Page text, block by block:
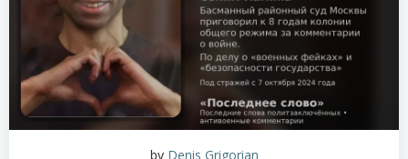
by Denis Grigorian